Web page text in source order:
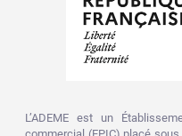
L’ADEME est un